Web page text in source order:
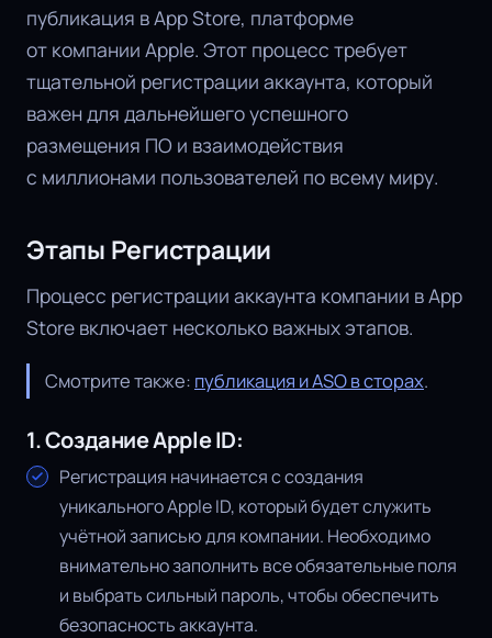
публикация в App Store, платформе
от компании Apple. Этот процесс требует
тщательной регистрации аккаунта, который
важен для дальнейшего успешного
размещения ПО и взаимодействия
с миллионами пользователей по всему миру.
Этапы Регистрации
Процесс регистрации аккаунта компании в App
Store включает несколько важных этапов.
Смотрите также: публикация и ASO в сторах.
1. Создание Apple ID:
Регистрация начинается с создания
уникального Apple ID, который будет служить
учётной записью для компании. Необходимо
внимательно заполнить все обязательные поля
и выбрать сильный пароль, чтобы обеспечить
безопасность аккаунта.